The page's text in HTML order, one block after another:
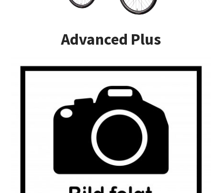
Vertrag widerrufen
Widerrufsbelehrung
Advanced Plus